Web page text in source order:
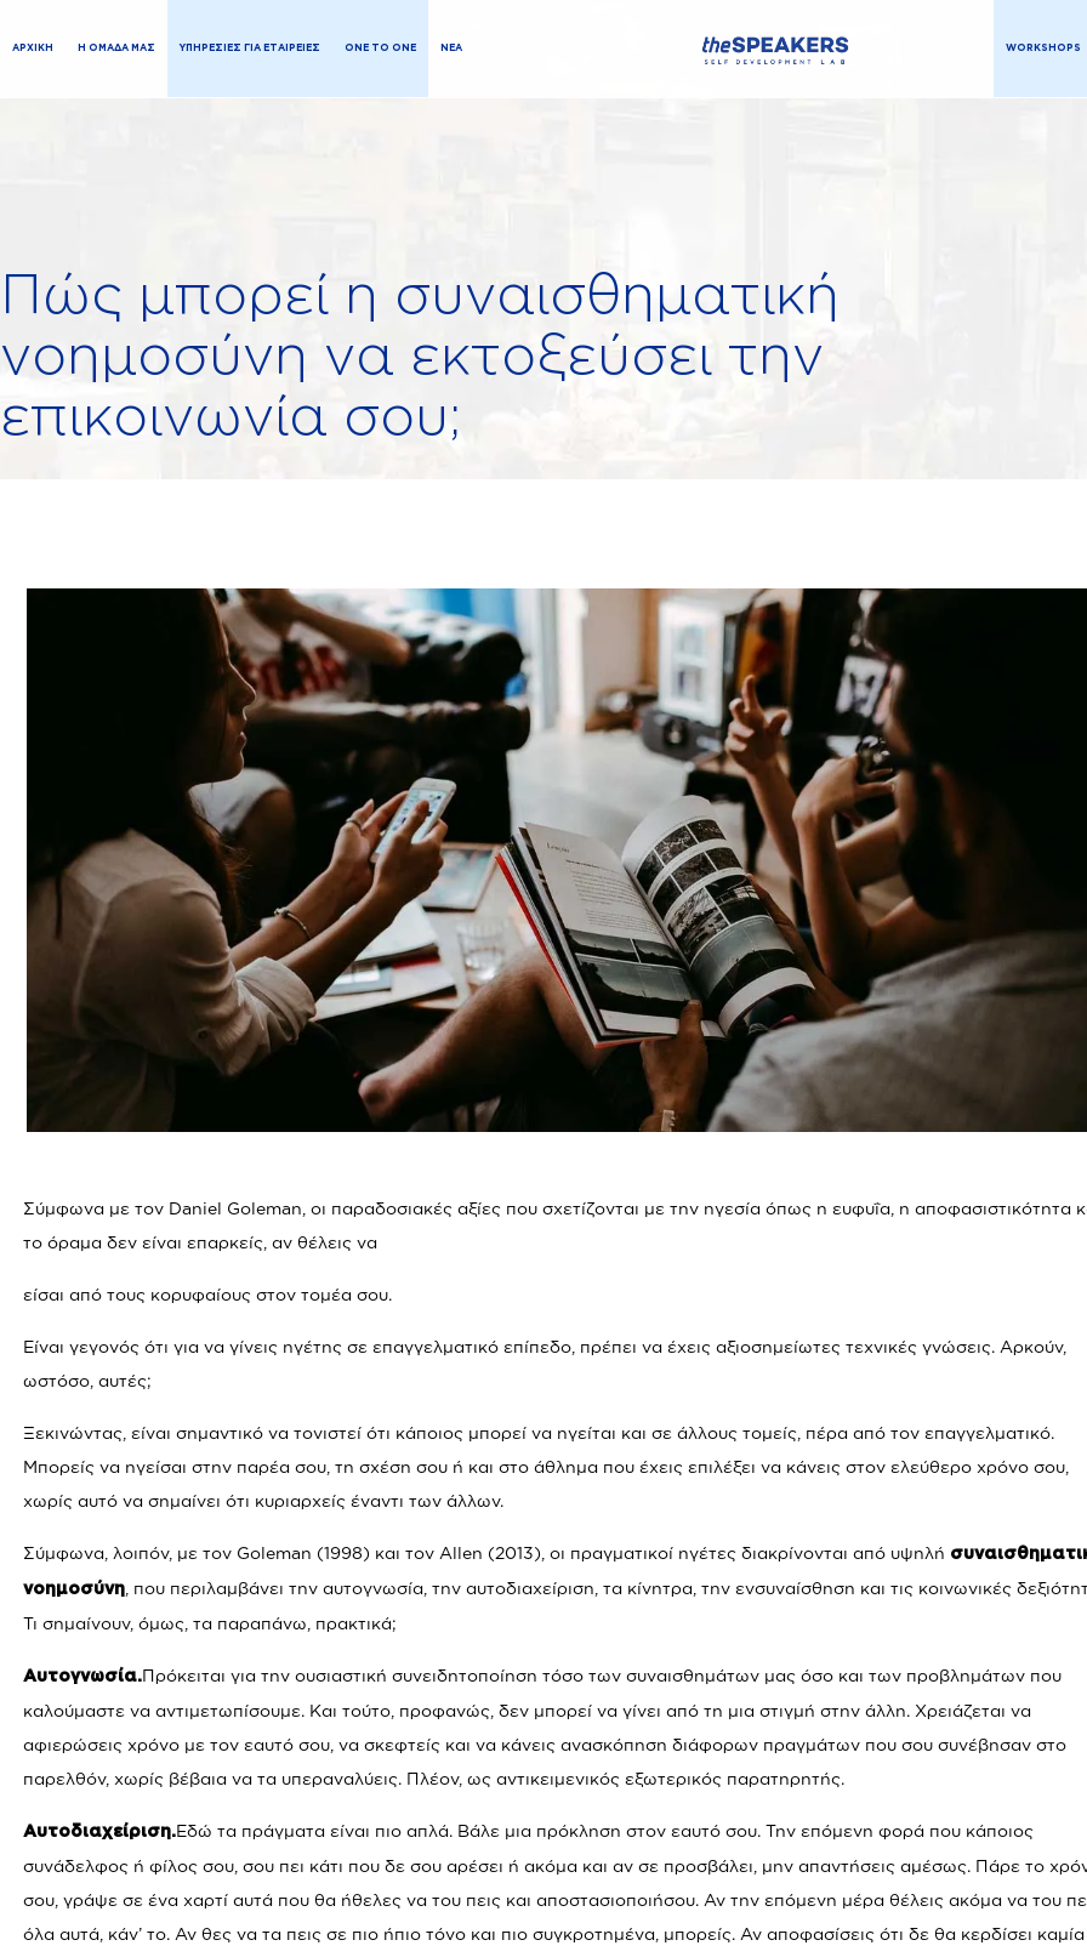
ΑΡΧΙΚΗ Η ΟΜΑΔΑ ΜΑΣ ΥΠΗΡΕΣΙΕΣ ΓΙΑ ΕΤΑΙΡΕΙΕΣ ONE TO ONE ΝΕΑ WORKSHOPS
Πώς μπορεί η συναισθηματική
νοημοσύνη να εκτοξεύσει την
επικοινωνία σου;
Σύμφωνα με τον Daniel Goleman, οι παραδοσιακές αξίες που σχετίζονται με την ηγεσία όπως η ευφυΐα, η αποφασιστικότητα
το όραμα δεν είναι επαρκείς, αν θέλεις να
είσαι από τους κορυφαίους στον τομέα σου.
Είναι γεγονός ότι για να γίνεις ηγέτης σε επαγγελματικό επίπεδο, πρέπει να έχεις αξιοσημείωτες τεχνικές γνώσεις. Αρκούν,
ωστόσο, αυτές;
Ξεκινώντας, είναι σημαντικό να τονιστεί ότι κάποιος μπορεί να ηγείται και σε άλλους τομείς, πέρα από τον επαγγελματικό.
Μπορείς να ηγείσαι στην παρέα σου, τη σχέση σου ή και στο άθλημα που έχεις επιλέξει να κάνεις στον ελεύθερο χρόνο σου,
χωρίς αυτό να σημαίνει ότι κυριαρχείς έναντι των άλλων.
Σύμφωνα, λοιπόν, με τον Goleman (1998) και τον Allen (2013), οι πραγματικοί ηγέτες διακρίνονται από υψηλή
νοημοσύνη , που περιλαμβάνει την αυτογνωσία, την αυτοδιαχείριση, τα κίνητρα, την ενσυναίσθηση και τις κοινωνικές
Τι σημαίνουν, όμως, τα παραπάνω, πρακτικά;
Αυτογνωσία.Πρόκειται για την ουσιαστική συνειδητοποίηση τόσο των συναισθημάτων μας όσο και των προβλημάτων που
καλούμαστε να αντιμετωπίσουμε. Και τούτο, προφανώς, δεν μπορεί να γίνει από τη μια στιγμή στην άλλη. Χρειάζεται να
αφιερώσεις χρόνο με τον εαυτό σου, να σκεφτείς και να κάνεις ανασκόπηση διάφορων πραγμάτων που σου συνέβησαν στο
παρελθόν, χωρίς βέβαια να τα υπεραναλύεις. Πλέον, ως αντικειμενικός εξωτερικός παρατηρητής.
Αυτοδιαχείριση.Εδώ τα πράγματα είναι πιο απλά. Βάλε μια πρόκληση στον εαυτό σου. Την επόμενη φορά που κάποιος
συνάδελφος ή φίλος σου, σου πει κάτι που δε σου αρέσει ή ακόμα και αν σε προσβάλει, μην απαντήσεις αμέσως. Πάρε το
σου, γράψε σε ένα χαρτί αυτά που θα ήθελες να του πεις και αποστασιοποιήσου. Αν την επόμενη μέρα θέλεις ακόμα να του
όλα αυτά, κάν’ το. Αν θες να τα πεις σε πιο ήπιο τόνο και πιο συγκροτημένα, μπορείς. Αν αποφασίσεις ότι δε θα κερδίσει καμία